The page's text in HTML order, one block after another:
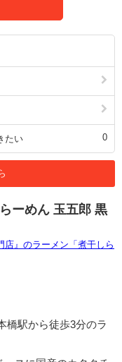
たい 0
ーめん 玉五郎 黒
橋駅から徒歩3分のラ